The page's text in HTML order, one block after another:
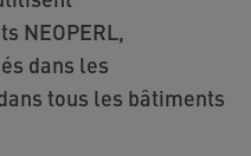
NEOPERL,
dans les
tous les bâtiments